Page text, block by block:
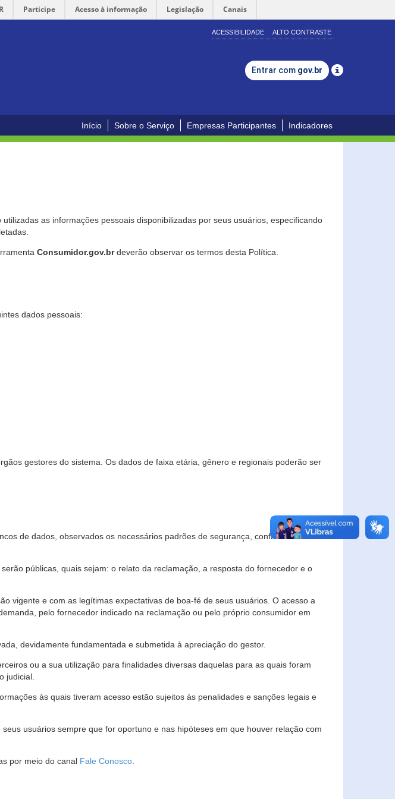
Participe Acesso à informação Legislação Canais
ACESSIBILIDADE ALTO CONTRASTE
Entrar com gov.br
Início Sobre o Serviço Empresas Participantes Indicadores
as informações pessoais disponibilizadas por seus usuários, especificando
Consumidor.gov.brdeverão observar os termos desta Política.
dados pessoais:
gestores do sistema. Os dados de faixa etária, gênero e regionais poderão ser
de dados, observados os necessários padrões de segurança, confidencialidade
públicas, quais sejam: o relato da reclamação, a resposta do fornecedor e o
vigente e com as legítimas expectativas de boa-fé de seus usuários. O acesso a
pelo fornecedor indicado na reclamação ou pelo próprio consumidor em
devidamente fundamentada e submetida à apreciação do gestor.
ou a sua utilização para finalidades diversas daquelas para as quais foram
judicial.
às quais tiveram acesso estão sujeitos às penalidades e sanções legais e
usuários sempre que for oportuno e nas hipóteses em que houver relação com
por meio do canal Fale Conosco